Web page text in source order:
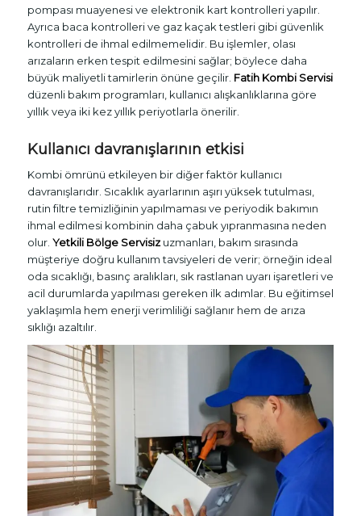
pompası muayenesi ve elektronik kart kontrolleri yapılır.
Ayrıca baca kontrolleri ve gaz kaçak testleri gibi güvenlik
kontrolleri de ihmal edilmemelidir. Bu işlemler, olası
arızaların erken tespit edilmesini sağlar; böylece daha
büyük maliyetli tamirlerin önüne geçilir. Fatih Kombi Servisi
düzenli bakım programları, kullanıcı alışkanlıklarına göre
yıllık veya iki kez yıllık periyotlarla önerilir.
Kullanıcı davranışlarının etkisi
Kombi ömrünü etkileyen bir diğer faktör kullanıcı
davranışlarıdır. Sıcaklık ayarlarının aşırı yüksek tutulması,
rutin filtre temizliğinin yapılmaması ve periyodik bakımın
ihmal edilmesi kombinin daha çabuk yıpranmasına neden
olur. Yetkili Bölge Servisizuzmanları, bakım sırasında
müşteriye doğru kullanım tavsiyeleri de verir; örneğin ideal
oda sıcaklığı, basınç aralıkları, sık rastlanan uyarı işaretleri ve
acil durumlarda yapılması gereken ilk adımlar. Bu eğitimsel
yaklaşımla hem enerji verimliliği sağlanır hem de arıza
sıklığı azaltılır.